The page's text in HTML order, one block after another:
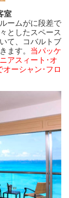
室
ームがに段差で
としたスペース
て、コバルトブ
ます。 当パッケ
アスィート･オ
ーシャン･フロ